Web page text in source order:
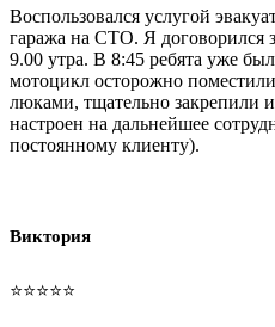
Воспользовался услугой
гаража на СТО. Я договорился
9.00 утра. В 8:45 ребята уже
мотоцикл осторожно
люками, тщательно закрепили
настроен на дальнейшее
постоянному клиенту).
Виктория
⭐⭐⭐⭐⭐